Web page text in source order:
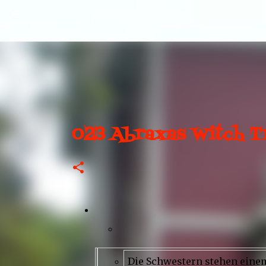
023 Abraxas Witch
Die Schwestern stehen